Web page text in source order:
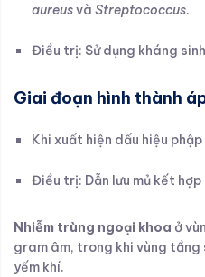
aureusvà Streptococcus.
Điều trị: Sử dụng kháng
Giai đoạn hình thành
Khi xuất hiện dấu hiệu
Điều trị: Dẫn lưu mủ kết hợp
Nhiễm trùng ngoại khoa ở
gram âm, trong khi vùng tầng
yếm khí.